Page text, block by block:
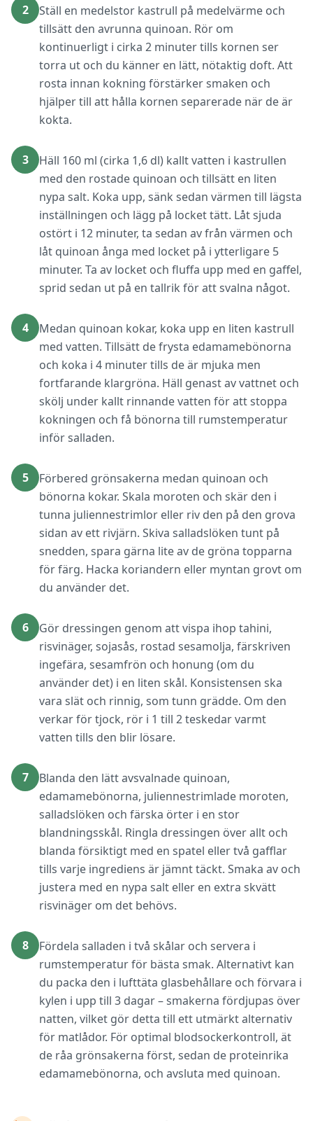
2
Ställ en medelstor kastrull på medelvärme och
tillsätt den avrunna quinoan. Rör om
kontinuerligt i cirka 2 minuter tills kornen ser
torra ut och du känner en lätt, nötaktig doft. Att
rosta innan kokning förstärker smaken och
hjälper till att hålla kornen separerade när de är
kokta.
3
Häll 160 ml (cirka 1,6 dl) kallt vatten i kastrullen
med den rostade quinoan och tillsätt en liten
nypa salt. Koka upp, sänk sedan värmen till lägsta
inställningen och lägg på locket tätt. Låt sjuda
ostört i 12 minuter, ta sedan av från värmen och
låt quinoan ånga med locket på i ytterligare 5
minuter. Ta av locket och fluffa upp med en gaffel,
sprid sedan ut på en tallrik för att svalna något.
4
Medan quinoan kokar, koka upp en liten kastrull
med vatten. Tillsätt de frysta edamamebönorna
och koka i 4 minuter tills de är mjuka men
fortfarande klargröna. Häll genast av vattnet och
skölj under kallt rinnande vatten för att stoppa
kokningen och få bönorna till rumstemperatur
inför salladen.
5
Förbered grönsakerna medan quinoan och
bönorna kokar. Skala moroten och skär den i
tunna juliennestrimlor eller riv den på den grova
sidan av ett rivjärn. Skiva salladslöken tunt på
snedden, spara gärna lite av de gröna topparna
för färg. Hacka koriandern eller myntan grovt om
du använder det.
6
Gör dressingen genom att vispa ihop tahini,
risvinäger, sojasås, rostad sesamolja, färskriven
ingefära, sesamfrön och honung (om du
använder det) i en liten skål. Konsistensen ska
vara slät och rinnig, som tunn grädde. Om den
verkar för tjock, rör i 1 till 2 teskedar varmt
vatten tills den blir lösare.
7
Blanda den lätt avsvalnade quinoan,
edamamebönorna, juliennestrimlade moroten,
salladslöken och färska örter i en stor
blandningsskål. Ringla dressingen över allt och
blanda försiktigt med en spatel eller två gafflar
tills varje ingrediens är jämnt täckt. Smaka av och
justera med en nypa salt eller en extra skvätt
risvinäger om det behövs.
8
Fördela salladen i två skålar och servera i
rumstemperatur för bästa smak. Alternativt kan
du packa den i lufttäta glasbehållare och förvara i
kylen i upp till 3 dagar – smakerna fördjupas över
natten, vilket gör detta till ett utmärkt alternativ
för matlådor. För optimal blodsockerkontroll, ät
de råa grönsakerna först, sedan de proteinrika
edamamebönorna, och avsluta med quinoan.